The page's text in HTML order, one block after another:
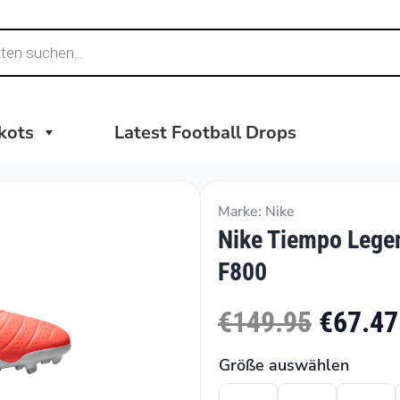
Latest Football Drops
Marke: Nike
Nike Tiempo
F800
€149.95 €67.47
Größe auswählen